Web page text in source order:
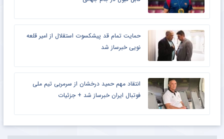
حمایت تمام قد پیشکسوت استقلال از امیر قلعه
نویی خبرساز شد
انتقاد مهم حمید درخشان از سرمربی تیم ملی
فوتبال ایران خبرساز شد + جزئیات